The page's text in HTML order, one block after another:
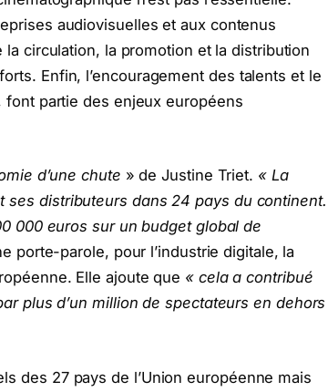
audiovisuelles et aux contenus
la circulation, la promotion et la distribution
Enfin, l’encouragement des talents et le
partie des enjeux européens
d’une chute » de Justine Triet. « La
distributeurs dans 24 pays du continent.
000 euros sur un budget global de
porte-parole, pour l’industrie digitale, la
Elle ajoute que « cela a contribué
plus d’un million de spectateurs en dehors
des 27 pays de l’Union européenne mais